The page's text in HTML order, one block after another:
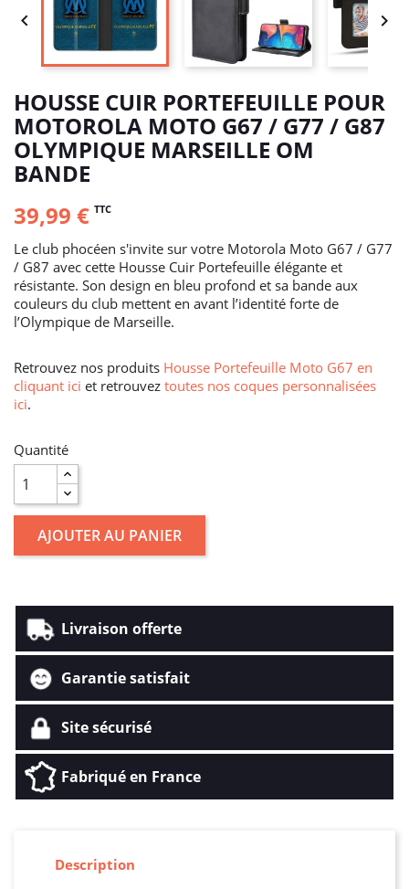
 
HOUSSE CUIR PORTEFEUILLE POUR
MOTOROLA MOTO G67 / G77 / G87
OLYMPIQUE MARSEILLE OM
BANDE
39,99 € TTC
Le club phocéen s'invite sur votre Motorola Moto G67 / G77
/ G87 avec cette Housse Cuir Portefeuille élégante et
résistante. Son design en bleu profond et sa bande aux
couleurs du club mettent en avant l’identité forte de
l’Olympique de Marseille.
Retrouvez nos produits Housse Portefeuille Moto G67 en
cliquant ici et retrouvez toutes nos coques personnalisées
ici.
Quantité
AJOUTER AU PANIER
Livraison offerte
Garantie satisfait
Site sécurisé
Fabriqué en France
Description